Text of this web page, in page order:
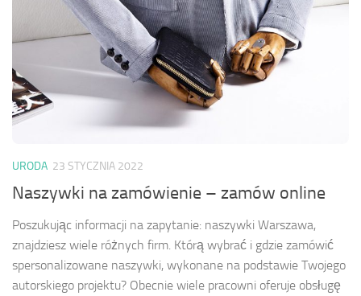
URODA 23 STYCZNIA 2022
Naszywki na zamówienie – zamów online
Poszukując informacji na zapytanie: naszywki Warszawa,
znajdziesz wiele różnych firm. Którą wybrać i gdzie zamówić
spersonalizowane naszywki, wykonane na podstawie Twojego
autorskiego projektu? Obecnie wiele pracowni oferuje obsługę